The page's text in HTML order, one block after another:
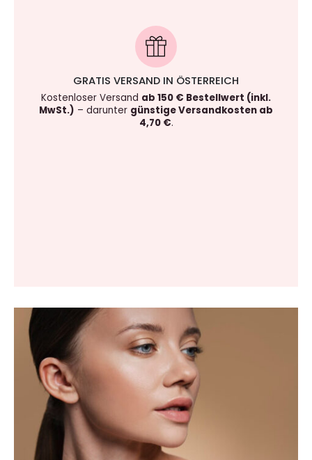
GRATIS VERSAND IN ÖSTERREICH
Kostenloser Versand ab 150 € Bestellwert (inkl.
MwSt.) – darunter günstige Versandkosten ab
4,70 €.